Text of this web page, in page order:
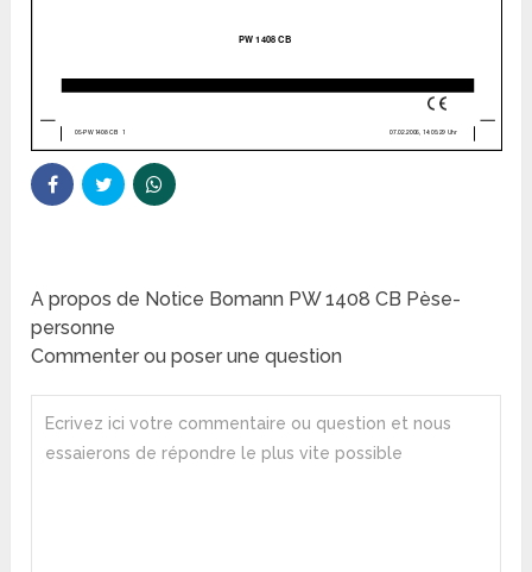
A propos de Notice Bomann PW 1408 CB Pèse-
personne
Commenter ou poser une question